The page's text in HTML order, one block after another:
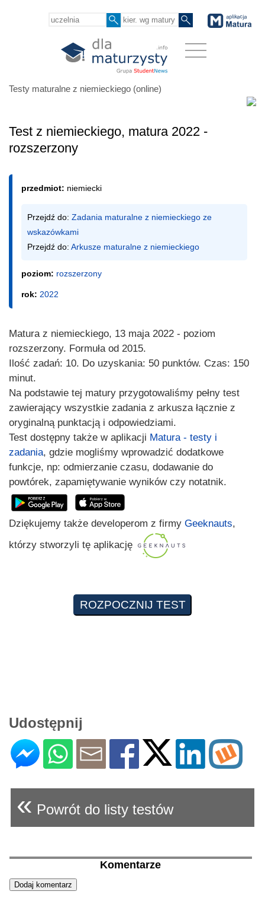
Testy maturalne z niemieckiego (online)
Test z niemieckiego, matura 2022 -
rozszerzony
przedmiot: niemiecki
Przejdź do: Zadania maturalne z niemieckiego ze
wskazówkami
Przejdź do: Arkusze maturalne z niemieckiego
poziom: rozszerzony
rok: 2022
Matura z niemieckiego, 13 maja 2022 - poziom
rozszerzony. Formuła od 2015.
Ilość zadań: 10. Do uzyskania: 50 punktów. Czas: 150
minut.
Na podstawie tej matury przygotowaliśmy pełny test
zawierający wszystkie zadania z arkusza łącznie z
oryginalną punktacją i odpowiedziami.
Test dostępny także w aplikacji Matura - testy i
zadania, gdzie mogliśmy wprowadzić dodatkowe
funkcje, np: odmierzanie czasu, dodawanie do
powtórek, zapamiętywanie wyników czy notatnik.
Dziękujemy także developerom z firmy Geeknauts,
którzy stworzyli tę aplikację
Udostępnij
« Powrót do listy testów
Komentarze